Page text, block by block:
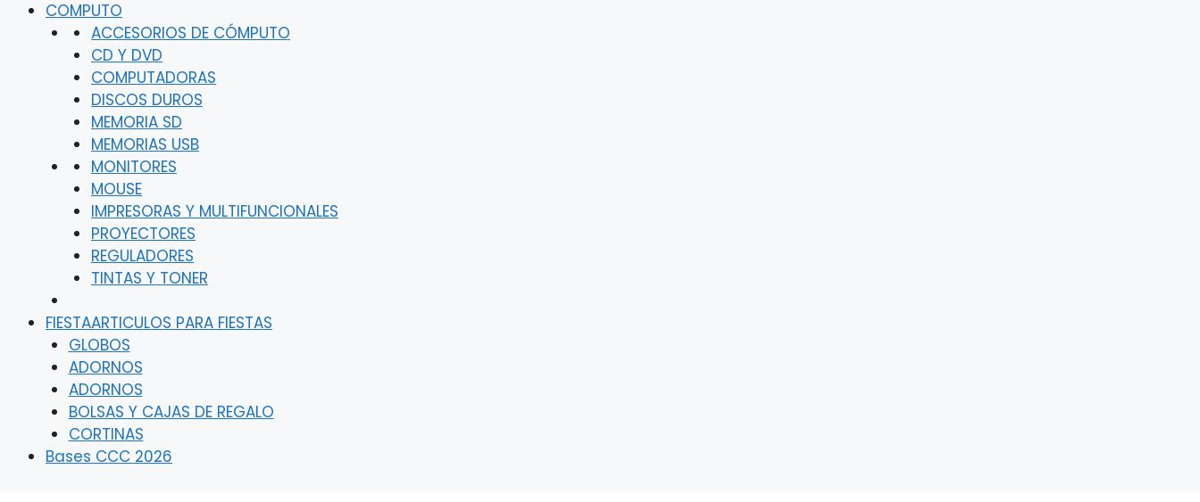
COMPUTO
ACCESORIOS DE CÓMPUTO
CD Y DVD
COMPUTADORAS
DISCOS DUROS
MEMORIA SD
MEMORIAS USB
MONITORES
MOUSE
IMPRESORAS Y MULTIFUNCIONALES
PROYECTORES
REGULADORES
TINTAS Y TONER
FIESTAARTICULOS PARA FIESTAS
GLOBOS
ADORNOS
ADORNOS
BOLSAS Y CAJAS DE REGALO
CORTINAS
Bases CCC 2026